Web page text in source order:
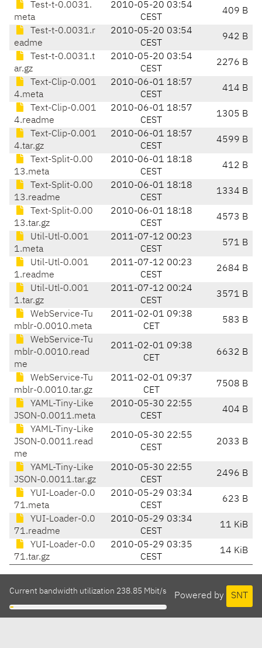
Test-t-0.0031.
meta
2010-05-20 03:54
CEST
409 B
Test-t-0.0031.r
eadme
2010-05-20 03:54
CEST
942 B
Test-t-0.0031.t
ar.gz
2010-05-20 03:54
CEST
2276 B
Text-Clip-0.001
4.meta
2010-06-01 18:57
CEST
414 B
Text-Clip-0.001
4.readme
2010-06-01 18:57
CEST
1305 B
Text-Clip-0.001
4.tar.gz
2010-06-01 18:57
CEST
4599 B
Text-Split-0.00
13.meta
2010-06-01 18:18
CEST
412 B
Text-Split-0.00
13.readme
2010-06-01 18:18
CEST
1334 B
Text-Split-0.00
13.tar.gz
2010-06-01 18:18
CEST
4573 B
Util-Utl-0.001
1.meta
2011-07-12 00:23
CEST
571 B
Util-Utl-0.001
1.readme
2011-07-12 00:23
CEST
2684 B
Util-Utl-0.001
1.tar.gz
2011-07-12 00:24
CEST
3571 B
WebService-Tu
mblr-0.0010.meta
2011-02-01 09:38
CET
583 B
WebService-Tu
mblr-0.0010.read
me
2011-02-01 09:38
CET
6632 B
WebService-Tu
mblr-0.0010.tar.gz
2011-02-01 09:37
CET
7508 B
YAML-Tiny-Like
JSON-0.0011.meta
2010-05-30 22:55
CEST
404 B
YAML-Tiny-Like
JSON-0.0011.read
me
2010-05-30 22:55
CEST
2033 B
YAML-Tiny-Like
JSON-0.0011.tar.gz
2010-05-30 22:55
CEST
2496 B
YUI-Loader-0.0
71.meta
2010-05-29 03:34
CEST
623 B
YUI-Loader-0.0
71.readme
2010-05-29 03:34
CEST
11 KiB
YUI-Loader-0.0
71.tar.gz
2010-05-29 03:35
CEST
14 KiB
Powered by SNT
Current bandwidth utilization 238.85 Mbit/s